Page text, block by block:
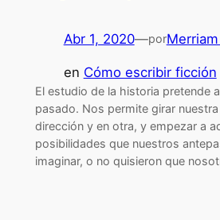
Abr 1, 2020—por
en Cómo escribir ficción
El estudio de la historia pretende
pasado. Nos permite girar
dirección y en otra, y empezar a
posibilidades que nuestros
imaginar, o no quisieron que